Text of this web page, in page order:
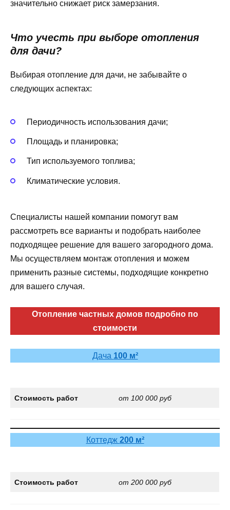
значительно снижает риск замерзания.
Что учесть при выборе отопления
для дачи?
Выбирая отопление для дачи, не забывайте о
следующих аспектах:
Периодичность использования дачи;
Площадь и планировка;
Тип используемого топлива;
Климатические условия.
Специалисты нашей компании помогут вам
рассмотреть все варианты и подобрать наиболее
подходящее решение для вашего загородного дома.
Мы осуществляем монтаж отопления и можем
применить разные системы, подходящие конкретно
для вашего случая.
Отопление частных домов подробно по
стоимости
Дача 100 м²
Стоимость работ от 100 000 руб
Коттедж 200 м²
Стоимость работ от 200 000 руб